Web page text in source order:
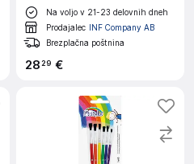
Na voljo v 21-23 delovnih dneh
Prodajalec INF Company AB
Brezplačna poštnina
28 29 €